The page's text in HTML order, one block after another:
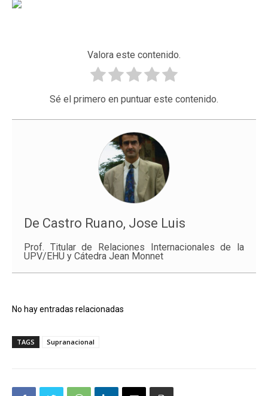
Valora este contenido.
Sé el primero en puntuar este contenido.
De Castro Ruano, Jose Luis
Prof. Titular de Relaciones Internacionales de la
UPV/EHU y Cátedra Jean Monnet
No hay entradas relacionadas
TAGS Supranacional